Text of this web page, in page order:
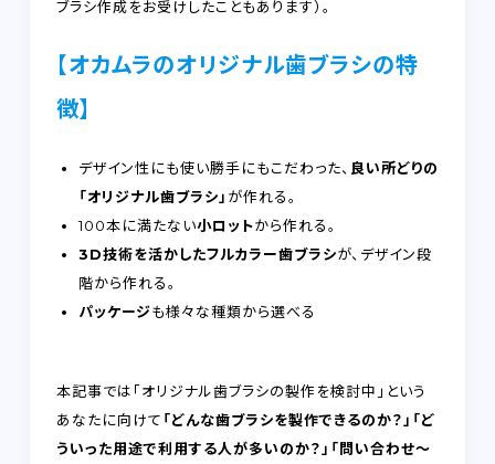
ブラシ作成をお受けしたこともあります）。
【オカムラのオリジナル歯ブラシの特
徴】
デザイン性にも使い勝手にもこだわった、 良い所どりの
「オリジナル歯ブラシ」 が作れる。
100本に満たない小ロットから作れる。
3D技術を活かしたフルカラー歯ブラシが、デザイン段
階から作れる。
パッケージも様々な種類から選べる
本記事では「オリジナル歯ブラシの製作を検討中」という
あなたに向けて 「どんな歯ブラシを製作できるのか？」「ど
ういった用途で利用する人が多いのか？」「問い合わせ～